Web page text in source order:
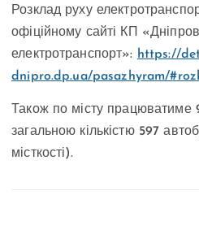
Розклад руху
офіційному сайті КП
електротранспорт»: https://
dnipro.dp.ua/pasazhyram/
Також по місту
загальною кількістю 597
місткості).